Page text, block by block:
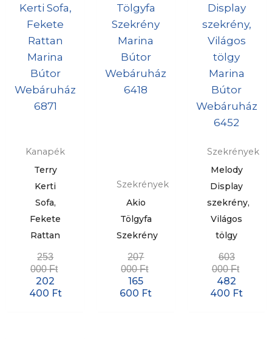
Kanapék
Terry
Kerti
Sofa,
Fekete
Rattan
253
000Ft
202
400 Ft
Szekrények
Akio
Tölgyfa
Szekrény
207
000Ft
165
600 Ft
Szekrények
Melody
Display
szekrény,
Világos
tölgy
603
000Ft
482
400 Ft